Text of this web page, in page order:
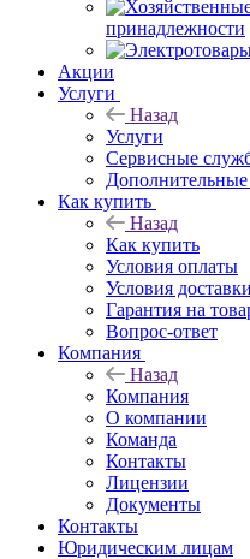
принадлежности
Акции
Услуги
Назад
Услуги
Сервисные
Дополнительные
Как купить
Назад
Как купить
Условия оплаты
Условия доставки
Гарантия на
Вопрос-ответ
Компания
Назад
Компания
О компании
Команда
Контакты
Лицензии
Документы
Контакты
Юридическим лицам